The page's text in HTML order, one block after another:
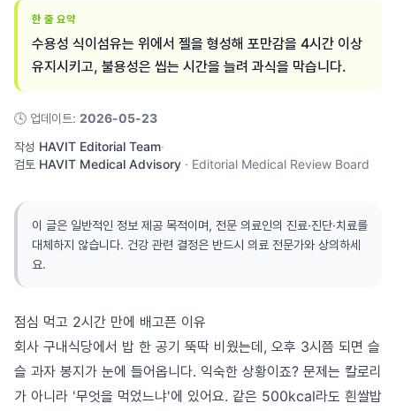
한 줄 요약
수용성 식이섬유는 위에서 젤을 형성해 포만감을 4시간 이상
유지시키고, 불용성은 씹는 시간을 늘려 과식을 막습니다.
🕓 업데이트: 2026-05-23
작성 HAVIT Editorial Team·
검토 HAVIT Medical Advisory · Editorial Medical Review Board
이 글은 일반적인 정보 제공 목적이며, 전문 의료인의 진료·진단·치료를
대체하지 않습니다. 건강 관련 결정은 반드시 의료 전문가와 상의하세
요.
점심 먹고 2시간 만에 배고픈 이유
회사 구내식당에서 밥 한 공기 뚝딱 비웠는데, 오후 3시쯤 되면 슬
슬 과자 봉지가 눈에 들어옵니다. 익숙한 상황이죠? 문제는 칼로리
가 아니라 '무엇을 먹었느냐'에 있어요. 같은 500kcal라도 흰쌀밥